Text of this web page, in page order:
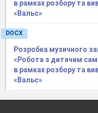
формою
узагальнення) є
Утворимо
ряду.
Біноміальні
мають вигляд
в рамках розбору та
«Вальс»
DOCX
Розробка музичного
«Робота з дитячим
в рамках розбору та
«Вальс»